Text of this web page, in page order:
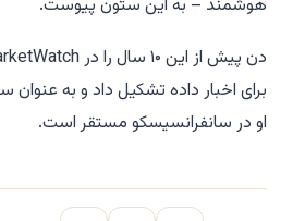
هوشمند – به این ستون پیوست.
برای اخبار داده تشکیل داد و به
او در سانفرانسیسکو مستقر است.